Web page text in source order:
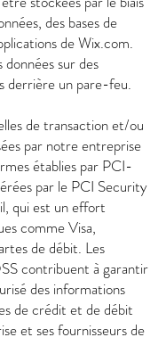
des bases de
de Wix.com.
sur des
derrière un pare-feu.
de transaction et/ou
par notre entreprise
établies par PCI-
par le PCI Security
qui est un effort
comme Visa,
de débit. Les
contribuent à garantir
des informations
de crédit et de débit
et ses fournisseurs de